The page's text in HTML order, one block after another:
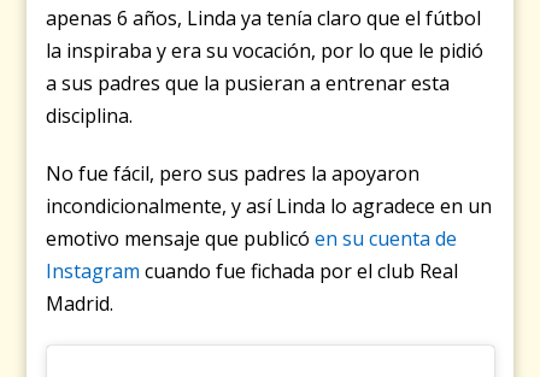
apenas 6 años, Linda ya tenía claro que el fútbol
la inspiraba y era su vocación, por lo que le pidió
a sus padres que la pusieran a entrenar esta
disciplina.
No fue fácil, pero sus padres la apoyaron
incondicionalmente, y así Linda lo agradece en un
emotivo mensaje que publicó en su cuenta de
Instagram cuando fue fichada por el club Real
Madrid.